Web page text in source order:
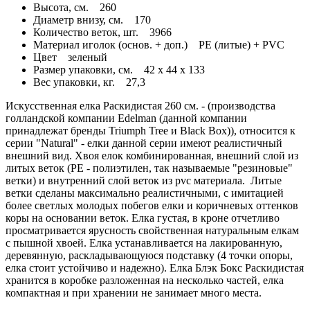
Высота, см. 260
Диаметр внизу, см. 170
Количество веток, шт. 3966
Материал иголок (основ. + доп.) PE (литые) + PVC
Цвет зеленый
Размер упаковки, см. 42 x 44 x 133
Вес упаковки, кг. 27,3
Искусственная елка Раскидистая 260 см. - (производства
голландской компании Edelman (данной компании
принадлежат бренды Triumph Tree и Black Box)), относится к
серии "Natural" - елки данной серии имеют реалистичный
внешний вид. Хвоя елок комбинированная, внешний слой из
литых веток (PE - полиэтилен, так называемые "резиновые"
ветки) и внутренний слой веток из pvc материала. Литые
ветки сделаны максимально реалистичными, с имитацией
более светлых молодых побегов елки и коричневых оттенков
коры на основании веток. Елка густая, в кроне отчетливо
просматривается ярусность свойственная натуральным елкам
с пышной хвоей. Елка устанавливается на лакированную,
деревянную, раскладывающуюся подставку (4 точки опоры,
елка стоит устойчиво и надежно). Елка Блэк Бокс Раскидистая
хранится в коробке разложенная на несколько частей, елка
компактная и при хранении не занимает много места.